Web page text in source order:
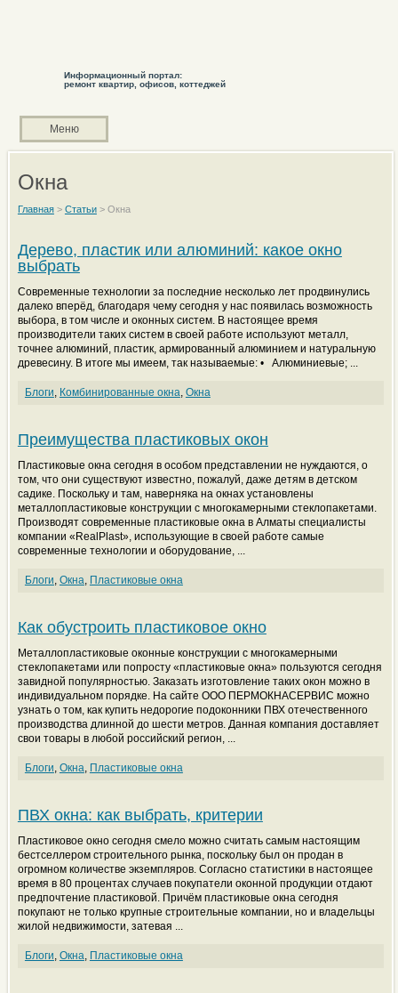
Информационный портал:
ремонт квартир, офисов, коттеджей
Меню
Окна
Главная> Статьи> Окна
Дерево, пластик или алюминий: какое окно
выбрать
Современные технологии за последние несколько лет продвинулись
далеко вперёд, благодаря чему сегодня у нас появилась возможность
выбора, в том числе и оконных систем. В настоящее время
производители таких систем в своей работе используют металл,
точнее алюминий, пластик, армированный алюминием и натуральную
древесину. В итоге мы имеем, так называемые: • Алюминиевые; ...
Блоги, Комбинированные окна, Окна
Преимущества пластиковых окон
Пластиковые окна сегодня в особом представлении не нуждаются, о
том, что они существуют известно, пожалуй, даже детям в детском
садике. Поскольку и там, наверняка на окнах установлены
металлопластиковые конструкции с многокамерными стеклопакетами.
Производят современные пластиковые окна в Алматы специалисты
компании «RealPlast», использующие в своей работе самые
современные технологии и оборудование, ...
Блоги, Окна, Пластиковые окна
Как обустроить пластиковое окно
Металлопластиковые оконные конструкции с многокамерными
стеклопакетами или попросту «пластиковые окна» пользуются сегодня
завидной популярностью. Заказать изготовление таких окон можно в
индивидуальном порядке. На сайте ООО ПЕРМОКНАСЕРВИС можно
узнать о том, как купить недорогие подоконники ПВХ отечественного
производства длинной до шести метров. Данная компания доставляет
свои товары в любой российский регион, ...
Блоги, Окна, Пластиковые окна
ПВХ окна: как выбрать, критерии
Пластиковое окно сегодня смело можно считать самым настоящим
бестселлером строительного рынка, поскольку был он продан в
огромном количестве экземпляров. Согласно статистики в настоящее
время в 80 процентах случаев покупатели оконной продукции отдают
предпочтение пластиковой. Причём пластиковые окна сегодня
покупают не только крупные строительные компании, но и владельцы
жилой недвижимости, затевая ...
Блоги, Окна, Пластиковые окна